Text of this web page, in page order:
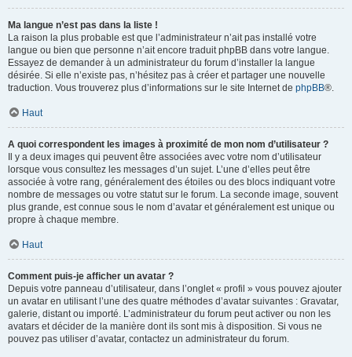
Ma langue n’est pas dans la liste !
La raison la plus probable est que l’administrateur n’ait pas installé votre
langue ou bien que personne n’ait encore traduit phpBB dans votre langue.
Essayez de demander à un administrateur du forum d’installer la langue
désirée. Si elle n’existe pas, n’hésitez pas à créer et partager une nouvelle
traduction. Vous trouverez plus d’informations sur le site Internet de phpBB®.
Haut
A quoi correspondent les images à proximité de mon nom d’utilisateur ?
Il y a deux images qui peuvent être associées avec votre nom d’utilisateur
lorsque vous consultez les messages d’un sujet. L’une d’elles peut être
associée à votre rang, généralement des étoiles ou des blocs indiquant votre
nombre de messages ou votre statut sur le forum. La seconde image, souvent
plus grande, est connue sous le nom d’avatar et généralement est unique ou
propre à chaque membre.
Haut
Comment puis-je afficher un avatar ?
Depuis votre panneau d’utilisateur, dans l’onglet « profil » vous pouvez ajouter
un avatar en utilisant l’une des quatre méthodes d’avatar suivantes : Gravatar,
galerie, distant ou importé. L’administrateur du forum peut activer ou non les
avatars et décider de la manière dont ils sont mis à disposition. Si vous ne
pouvez pas utiliser d’avatar, contactez un administrateur du forum.